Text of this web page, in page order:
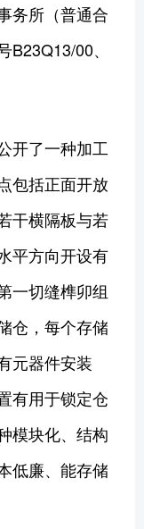
务所（普通合
00、
了一种加工
包括正面开放
干横隔板与若
平方向开设有
一切缝榫卯组
仓，每个存储
元器件安装
有用于锁定仓
模块化、结构
低廉、能存储